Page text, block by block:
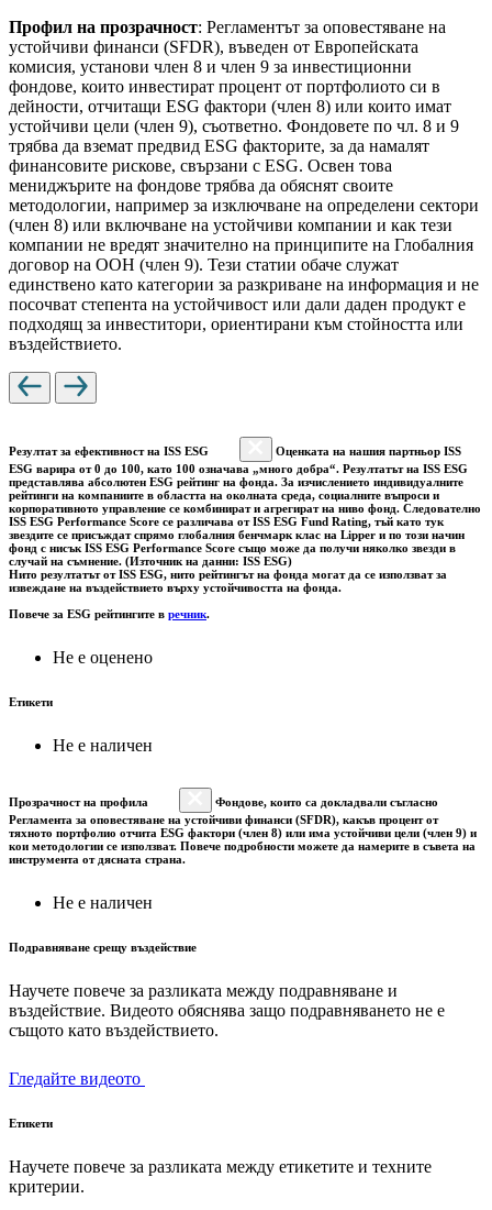
Профил на прозрачност: Регламентът за оповестяване на
устойчиви финанси (SFDR), въведен от Европейската
комисия, установи член 8 и член 9 за инвестиционни
фондове, които инвестират процент от портфолиото си в
дейности, отчитащи ESG фактори (член 8) или които имат
устойчиви цели (член 9), съответно. Фондовете по чл. 8 и 9
трябва да вземат предвид ESG факторите, за да намалят
финансовите рискове, свързани с ESG. Освен това
мениджърите на фондове трябва да обяснят своите
методологии, например за изключване на определени сектори
(член 8) или включване на устойчиви компании и как тези
компании не вредят значително на принципите на Глобалния
договор на ООН (член 9). Тези статии обаче служат
единствено като категории за разкриване на информация и не
посочват степента на устойчивост или дали даден продукт е
подходящ за инвеститори, ориентирани към стойността или
въздействието.
Резултат за ефективност на ISS ESG
Оценката на нашия партньор ISS
ESG варира от 0 до 100, като 100 означава „много добра“. Резултатът на ISS ESG
представлява абсолютен ESG рейтинг на фонда. За изчислението индивидуалните
рейтинги на компаниите в областта на околната среда, социалните въпроси и
корпоративното управление се комбинират и агрегират на ниво фонд. Следователно
ISS ESG Performance Score се различава от ISS ESG Fund Rating, тъй като тук
звездите се присъждат спрямо глобалния бенчмарк клас на Lipper и по този начин
фонд с нисък ISS ESG Performance Score също може да получи няколко звезди в
случай на съмнение. (Източник на данни: ISS ESG)
Нито резултатът от ISS ESG, нито рейтингът на фонда могат да се използват за
извеждане на въздействието върху устойчивостта на фонда.
Повече за ESG рейтингите в речник.
Не е оценено
Етикети
Не е наличен
Прозрачност на профила
Фондове, които са докладвали съгласно
Регламента за оповестяване на устойчиви финанси (SFDR), какъв процент от
тяхното портфолио отчита ESG фактори (член 8) или има устойчиви цели (член 9) и
кои методологии се използват. Повече подробности можете да намерите в съвета на
инструмента от дясната страна.
Не е наличен
Подравняване срещу въздействие
Научете повече за разликата между подравняване и
въздействие. Видеото обяснява защо подравняването не е
същото като въздействието.
Гледайте видеото
Етикети
Научете повече за разликата между етикетите и техните
критерии.